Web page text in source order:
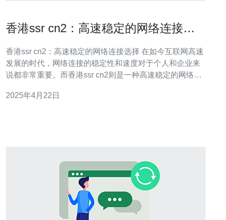
香港ssr cn2：高速稳定的网络连接选
香港ssr cn2：高速稳定的网络连接选择 在如今互联网高速
发展的时代，网络连接的稳定性和速度对于个人和企业来
说都非常重要。而香港ssr cn2则是一种高速稳定的网络连
是指基于ShadowsocksR（简称ssr）协议的网
2025年4月22日